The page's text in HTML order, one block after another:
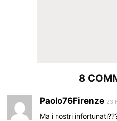
8
Paolo76Firenze 23
Ma i nostri